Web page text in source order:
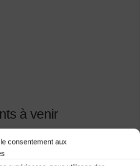
consentement aux
à venir
à cet emplacement</li>